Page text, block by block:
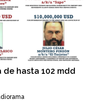
de hasta 102 mdd